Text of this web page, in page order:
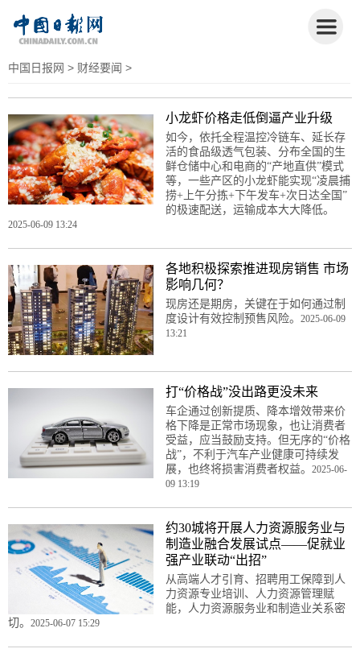
中国日报网 > 财经要闻 >
小龙虾价格走低倒逼产业升级
如今，依托全程温控冷链车、延长存
活的食品级透气包装、分布全国的生
鲜仓储中心和电商的“产地直供”模式
等，一些产区的小龙虾能实现“凌晨捕
捞+上午分拣+下午发车+次日达全国”
的极速配送，运输成本大大降低。
2025-06-09 13:24
各地积极探索推进现房销售 市场
影响几何？
现房还是期房，关键在于如何通过制
度设计有效控制预售风险。 2025-06-09
13:21
打“价格战”没出路更没未来
车企通过创新提质、降本增效带来价
格下降是正常市场现象，也让消费者
受益，应当鼓励支持。但无序的“价格
战”，不利于汽车产业健康可持续发
展，也终将损害消费者权益。 2025-06-
09 13:19
约30城将开展人力资源服务业与
制造业融合发展试点——促就业
强产业联动“出招”
从高端人才引育、招聘用工保障到人
力资源专业培训、人力资源管理赋
能，人力资源服务业和制造业关系密
切。 2025-06-07 15:29